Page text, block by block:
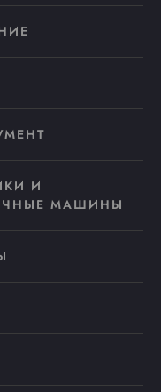
И
МАШИНЫ